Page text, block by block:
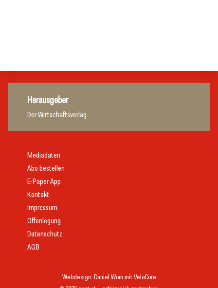
Herausgeber
Der Wirtschaftsverlag
Webdesign: Daniel Wom mitVeloCore
Mediadaten
Abo bestellen
E-Paper App
Kontakt
Impressum
Offenlegung
Datenschutz
AGB